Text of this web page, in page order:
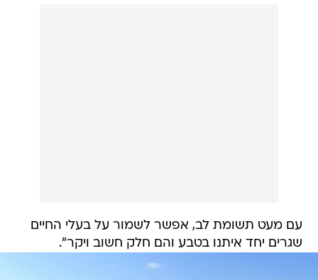
עם מעט תשומת לב, אפשר לשמור על בעלי החיים
שגרים יחד איתנו בטבע והם חלק חשוב ויקר".